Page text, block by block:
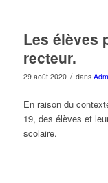
Les élèves
recteur.
29 août 2020 / dans
En raison du
19, des élèves et
scolaire.